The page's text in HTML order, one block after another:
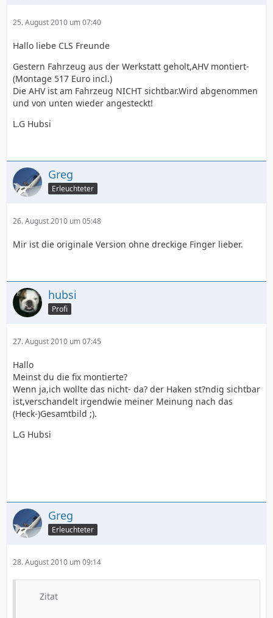
25. August 2010 um 07:40
Hallo liebe CLS Freunde
Gestern Fahrzeug aus der Werkstatt geholt,AHV montiert-
(Montage 517 Euro incl.)
Die AHV ist am Fahrzeug NICHT sichtbar.Wird abgenommen
und von unten wieder angesteckt!
L.G Hubsi
Greg
Erleuchteter
26. August 2010 um 05:48
Mir ist die originale Version ohne dreckige Finger lieber.
hubsi
Profi
27. August 2010 um 07:45
Hallo
Meinst du die fix montierte?
Wenn ja,ich wollte das nicht- da? der Haken st?ndig sichtbar
ist,verschandelt irgendwie meiner Meinung nach das
(Heck-)Gesamtbild ;).
L.G Hubsi
Greg
Erleuchteter
28. August 2010 um 09:14
Zitat